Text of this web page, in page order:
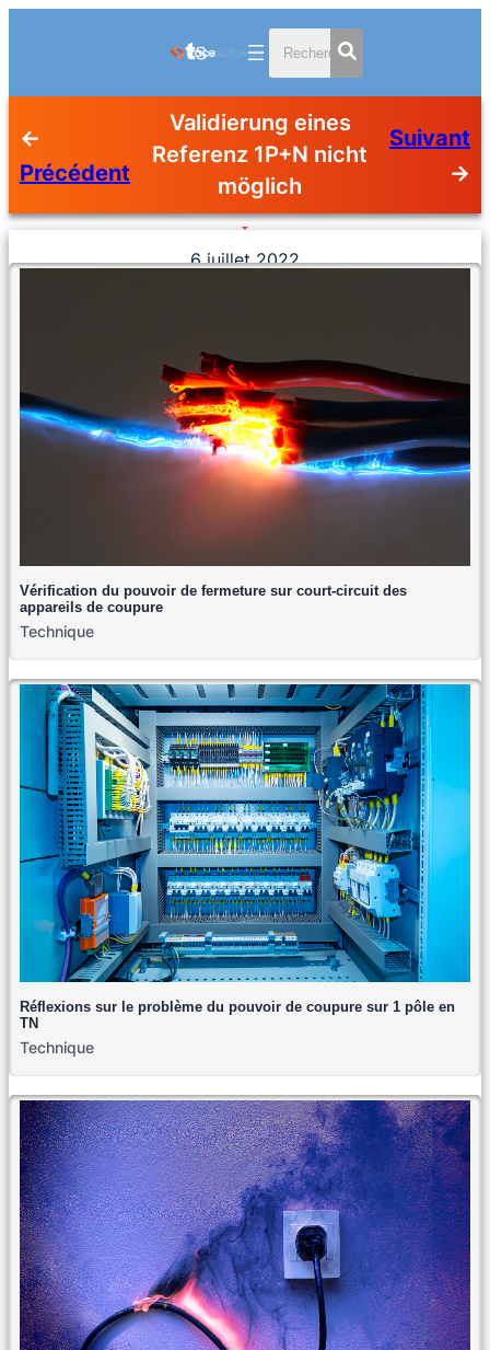
←
Précédent
Validierung eines
Referenz 1P+N nicht
möglich
Suivant
→
6 juillet 2022
Vérification du pouvoir de fermeture sur court-circuit des
appareils de coupure
Technique
Réflexions sur le problème du pouvoir de coupure sur 1 pôle en
TN
Technique